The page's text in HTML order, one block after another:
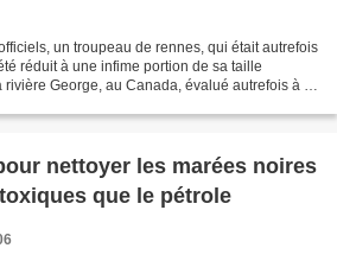
un troupeau de rennes, qui était autrefois
réduit à une infime portion de sa taille
George, au Canada, évalué autrefois à 8
nettoyer les marées noires
que le pétrole